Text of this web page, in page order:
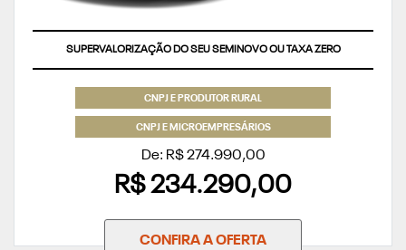
SUPERVALORIZAÇÃO DO SEU SEMINOVO OU TAXA ZERO
CNPJ E PRODUTOR RURAL
CNPJ E MICROEMPRESÁRIOS
De: R$ 274.990,00
R$ 234.290,00
CONFIRA A OFERTA